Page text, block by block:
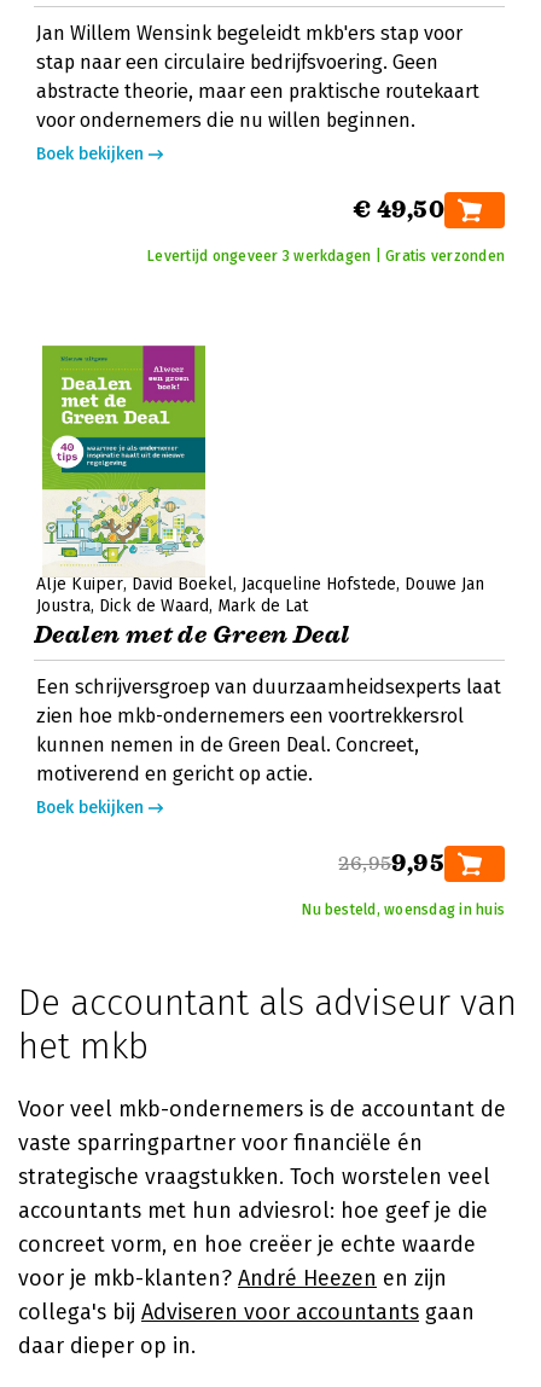
Jan Willem Wensink begeleidt mkb'ers stap voor
stap naar een circulaire bedrijfsvoering. Geen
abstracte theorie, maar een praktische routekaart
voor ondernemers die nu willen beginnen.
Boek bekijken
€ 49,50
Levertijd ongeveer 3 werkdagen | Gratis verzonden
Alje Kuiper David Boekel Jacqueline Hofstede Douwe Jan
Joustra Dick de Waard Mark de Lat
Dealen met de Green Deal
Een schrijversgroep van duurzaamheidsexperts laat
zien hoe mkb-ondernemers een voortrekkersrol
kunnen nemen in de Green Deal. Concreet,
motiverend en gericht op actie.
Boek bekijken
26,959,95
Nu besteld, woensdag in huis
De accountant als adviseur van
het mkb
Voor veel mkb-ondernemers is de accountant de
vaste sparringpartner voor financiële én
strategische vraagstukken. Toch worstelen veel
accountants met hun adviesrol: hoe geef je die
concreet vorm, en hoe creëer je echte waarde
voor je mkb-klanten? André Heezen en zijn
collega's bij Adviseren voor accountants gaan
daar dieper op in.